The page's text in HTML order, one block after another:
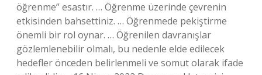
öğrenme” esastır. … Öğrenme üzerinde çevrenin
etkisinden bahsettiniz. … Öğrenmede pekiştirme
önemli bir rol oynar. … Öğrenilen davranışlar
gözlemlenebilir olmalı, bu nedenle elde edilecek
hedefler önceden belirlenmeli ve somut olarak ifade